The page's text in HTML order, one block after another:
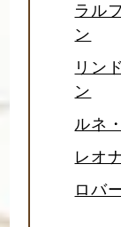
ラル
ン
リン
ン
ルネ
レオ
ロバ